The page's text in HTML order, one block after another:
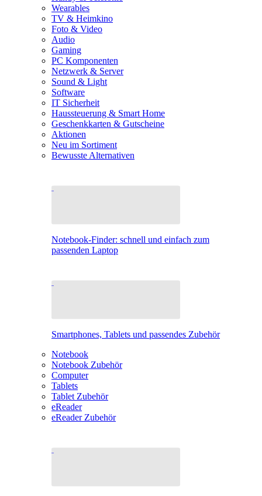
Wearables
TV & Heimkino
Foto & Video
Audio
Gaming
PC Komponenten
Netzwerk & Server
Sound & Light
Software
IT Sicherheit
Haussteuerung & Smart Home
Geschenkkarten & Gutscheine
Aktionen
Neu im Sortiment
Bewusste Alternativen
Notebook-Finder: schnell und einfach zum
passenden Laptop
Smartphones, Tablets und passendes Zubehör
Notebook
Notebook Zubehör
Computer
Tablets
Tablet Zubehör
eReader
eReader Zubehör